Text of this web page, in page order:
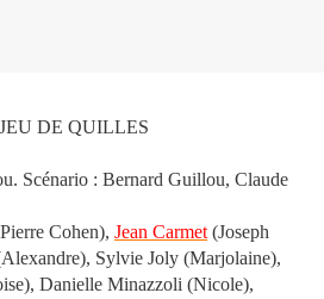
DE QUILLES
Scénario : Bernard Guillou, Claude
Cohen), Jean Carmet (Joseph
Sylvie Joly (Marjolaine),
Danielle Minazzoli (Nicole),